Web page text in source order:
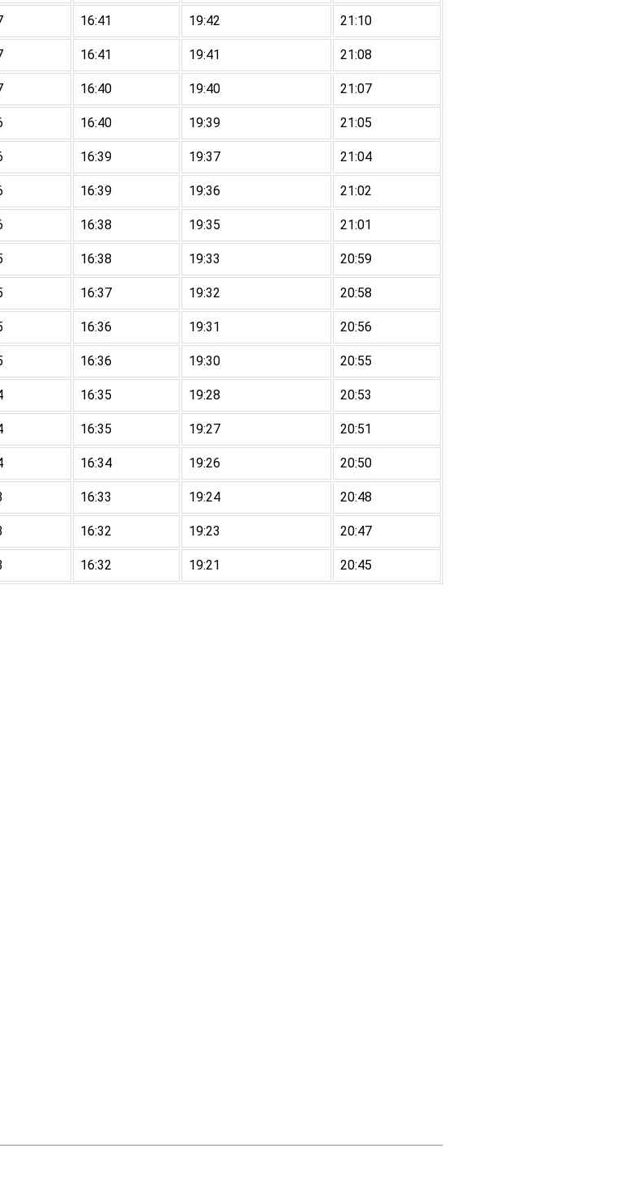
16:41 19:42 21:10
16:41 19:41 21:08
16:40 19:40 21:07
16:40 19:39 21:05
16:39 19:37 21:04
16:39 19:36 21:02
16:38 19:35 21:01
16:38 19:33 20:59
16:37 19:32 20:58
16:36 19:31 20:56
16:36 19:30 20:55
16:35 19:28 20:53
16:35 19:27 20:51
16:34 19:26 20:50
16:33 19:24 20:48
16:32 19:23 20:47
16:32 19:21 20:45